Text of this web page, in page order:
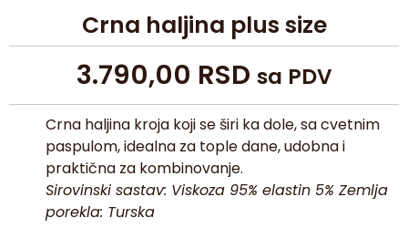
Crna haljina plus size
3.790,00 RSD sa PDV
Crna haljina kroja koji se širi ka dole, sa cvetnim
paspulom, idealna za tople dane, udobna i
praktična za kombinovanje.
Sirovinski sastav: Viskoza 95% elastin 5% Zemlja
porekla: Turska